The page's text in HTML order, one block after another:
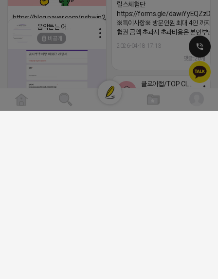
릴스체험단
https://forms.gle/
※특이사항※ 방문인원 최대 4인 까지
험권 금액 초과시 초과비용은 본인부담
2026-04-18 17:13
댓글:20개
https://blog.naver.com/pshwin2/224023970047
2026-04-18 17:12
비공개
[남양주/화도읍] 마석역 바로앞 넓은 매장과, 프
비공개